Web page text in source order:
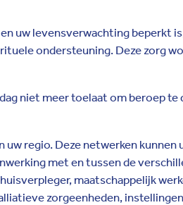
uw levensverwachting beperkt
ondersteuning. Deze zorg
niet meer toelaat om beroep
regio. Deze netwerken
met en tussen de
maatschappelijk
zorgeenheden,